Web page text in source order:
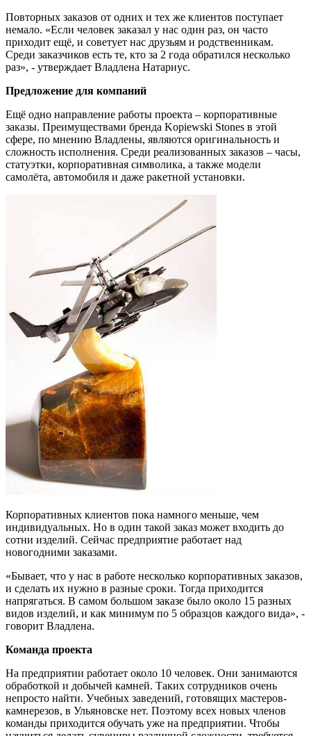
Повторных заказов от одних и тех же клиентов поступает
немало. «Если человек заказал у нас один раз, он часто
приходит ещё, и советует нас друзьям и родственникам.
Среди заказчиков есть те, кто за 2 года обратился несколько
раз», - утверждает Владлена Натариус.
Предложение для компаний
Ещё одно направление работы проекта – корпоративные
заказы. Преимуществами бренда Kopiewski Stones в этой
сфере, по мнению Владлены, являются оригинальность и
сложность исполнения. Среди реализованных заказов – часы,
статуэтки, корпоративная символика, а также модели
самолёта, автомобиля и даже ракетной установки.
Корпоративных клиентов пока намного меньше, чем
индивидуальных. Но в один такой заказ может входить до
сотни изделий. Сейчас предприятие работает над
новогодними заказами.
«Бывает, что у нас в работе несколько корпоративных заказов,
и сделать их нужно в разные сроки. Тогда приходится
напрягаться. В самом большом заказе было около 15 разных
видов изделий, и как минимум по 5 образцов каждого вида», -
говорит Владлена.
Команда проекта
На предприятии работает около 10 человек. Они занимаются
обработкой и добычей камней. Таких сотрудников очень
непросто найти. Учебных заведений, готовящих мастеров-
камнерезов, в Ульяновске нет. Поэтому всех новых членов
команды приходится обучать уже на предприятии. Чтобы